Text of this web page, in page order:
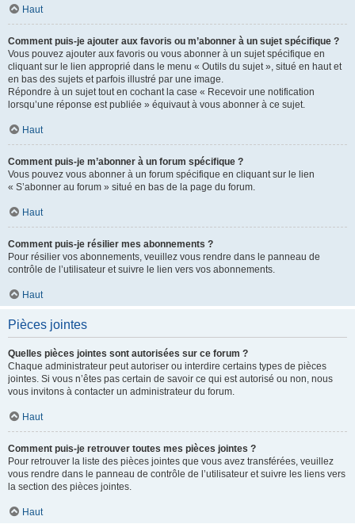
Haut
Comment puis-je ajouter aux favoris ou m’abonner à un sujet spécifique ?
Vous pouvez ajouter aux favoris ou vous abonner à un sujet spécifique en
cliquant sur le lien approprié dans le menu « Outils du sujet », situé en haut et
en bas des sujets et parfois illustré par une image.
Répondre à un sujet tout en cochant la case « Recevoir une notification
lorsqu’une réponse est publiée » équivaut à vous abonner à ce sujet.
Haut
Comment puis-je m’abonner à un forum spécifique ?
Vous pouvez vous abonner à un forum spécifique en cliquant sur le lien
« S’abonner au forum » situé en bas de la page du forum.
Haut
Comment puis-je résilier mes abonnements ?
Pour résilier vos abonnements, veuillez vous rendre dans le panneau de
contrôle de l’utilisateur et suivre le lien vers vos abonnements.
Haut
Pièces jointes
Quelles pièces jointes sont autorisées sur ce forum ?
Chaque administrateur peut autoriser ou interdire certains types de pièces
jointes. Si vous n’êtes pas certain de savoir ce qui est autorisé ou non, nous
vous invitons à contacter un administrateur du forum.
Haut
Comment puis-je retrouver toutes mes pièces jointes ?
Pour retrouver la liste des pièces jointes que vous avez transférées, veuillez
vous rendre dans le panneau de contrôle de l’utilisateur et suivre les liens vers
la section des pièces jointes.
Haut